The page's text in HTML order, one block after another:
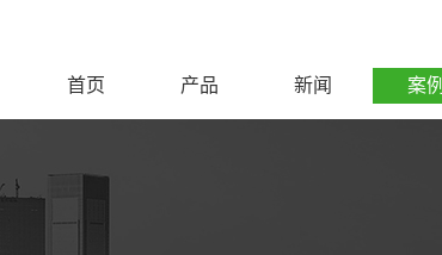
首页 产品 新闻 案例